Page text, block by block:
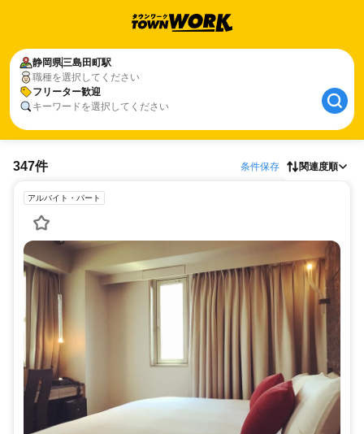
静岡県三島田町駅
職種を選択してください
フリーター歓迎
キーワードを選択してください
347件 条件保存 関連度順
アルバイト・パート